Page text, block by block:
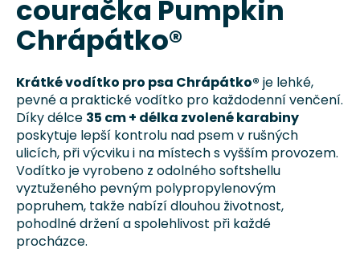
0,0
z
5
couračka Pumpkin
Chrápátko®
Krátké vodítko pro psa Chrápátko® je lehké,
pevné a praktické vodítko pro každodenní venčení.
Díky délce 35 cm + délka zvolené karabiny
poskytuje lepší kontrolu nad psem v rušných
ulicích, při výcviku i na místech s vyšším provozem.
Vodítko je vyrobeno z odolného softshellu
vyztuženého pevným polypropylenovým
popruhem, takže nabízí dlouhou životnost,
pohodlné držení a spolehlivost při každé
procházce.
a
j
t
?
HLEDAT